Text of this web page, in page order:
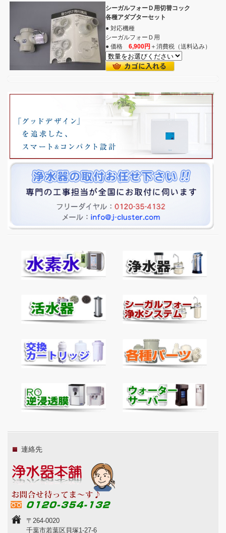
シーガルフォーＤ用切替コック
各種アダプターセット
● 対応機種
シーガルフォーＤ用
● 価格6,900円 ＋消費税（送料込み）
連絡先
〒264-0020
千葉市若葉区貝塚1-27-6